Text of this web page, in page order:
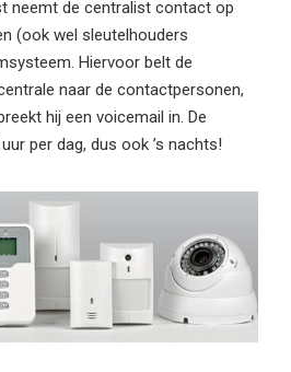
neemt de centralist contact op
(ook wel sleutelhouders
Hiervoor belt de
naar de contactpersonen,
hij een voicemail in. De
per dag, dus ook ’s nachts!